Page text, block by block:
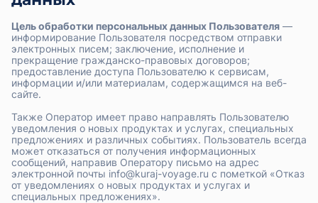
Цель обработки персональных данных Пользователя —
информирование Пользователя посредством отправки
электронных писем; заключение, исполнение и
прекращение гражданско-правовых договоров;
предоставление доступа Пользователю к сервисам,
информации и/или материалам, содержащимся на веб-
сайте.
Также Оператор имеет право направлять Пользователю
уведомления о новых продуктах и услугах, специальных
предложениях и различных событиях. Пользователь всегда
может отказаться от получения информационных
сообщений, направив Оператору письмо на адрес
электронной почты info@kuraj-voyage.ru с пометкой «Отказ
от уведомлениях о новых продуктах и услугах и
специальных предложениях».